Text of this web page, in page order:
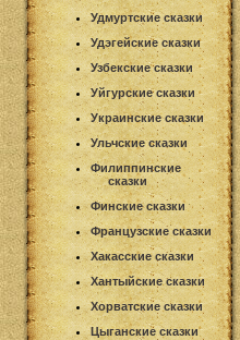
Удмуртские сказки
Удэгейские сказки
Узбекские сказки
Уйгурские сказки
Украинские сказки
Ульчские сказки
Филиппинские
сказки
Финские сказки
Французские сказки
Хакасские сказки
Хантыйские сказки
Хорватские сказки
Цыганские сказки